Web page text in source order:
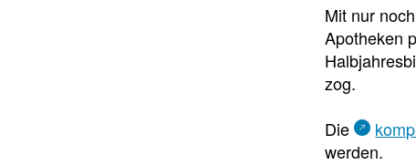
Mit nur
Apotheken
zog.
Die
werden.